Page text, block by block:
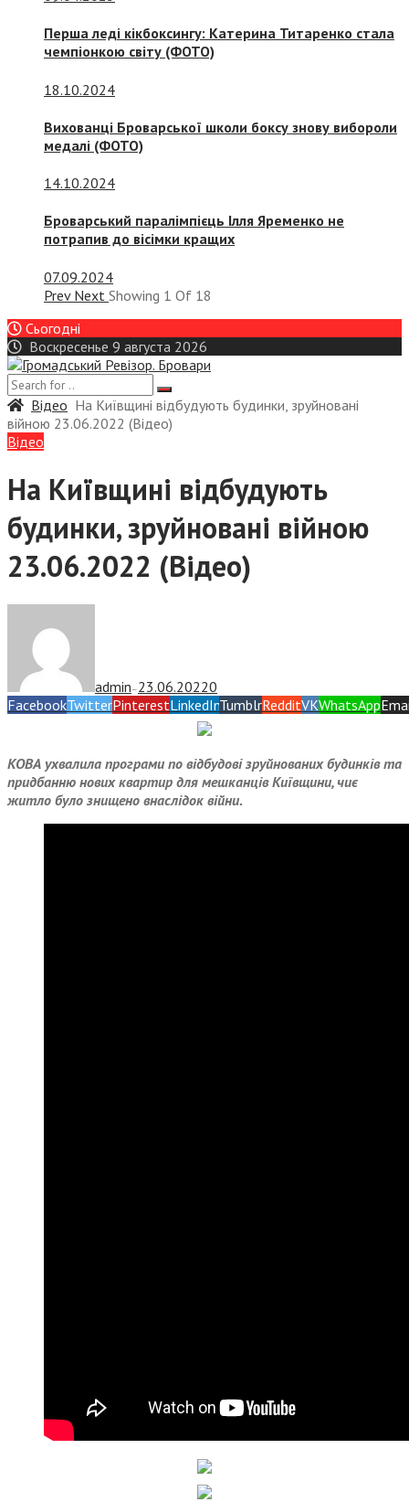
Перша леді кікбоксингу: Катерина Титаренко стала
чемпіонкою світу (ФОТО)
18.10.2024
Вихованці Броварської школи боксу знову вибороли
медалі (ФОТО)
14.10.2024
Броварський паралімпієць Ілля Яременко не
потрапив до вісімки кращих
07.09.2024
Prev Next Showing 1 Of 18
Сьогодні
Воскресенье 9 августа 2026
Відео На Київщині відбудують будинки, зруйновані
війною 23.06.2022 (Відео)
Відео
На Київщині відбудують
будинки, зруйновані війною
23.06.2022 (Відео)
admin — 23.06.20220
FacebookTwitterPinterestLinkedInTumblrRedditVKWhatsApp
КОВА ухвалила програми по відбудові зруйнованих будинків та
придбанню нових квартир для мешканців Київщини, чиє
житло було знищено внаслідок війни.